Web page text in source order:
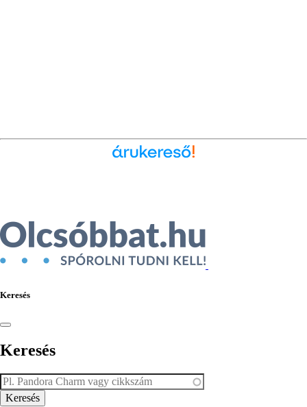
Keresés
Keresés